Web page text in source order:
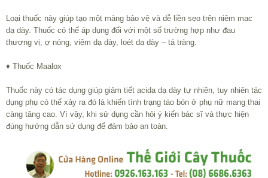
Loại thuốc này giúp tạo một màng bảo vệ và dễ liền sẹo trên niêm mạc
dạ dày. Thuốc có thể áp dụng đối với một số trường hợp như đau
thượng vị, ợ nóng, viêm dạ dày, loét dạ dày – tá tràng.
♦ Thuốc Maalox
Thuốc này có tác dụng giúp giảm tiết acida dạ dày tự nhiên, tuy nhiên tác
dụng phụ có thể xảy ra đó là khiến tình trạng táo bón ở phụ nữ mang thai
càng tăng cao. Vì vậy, khi sử dụng cần hỏi ý kiến bác sĩ và thực hiện
đúng hướng dẫn sử dụng để đảm bảo an toàn.